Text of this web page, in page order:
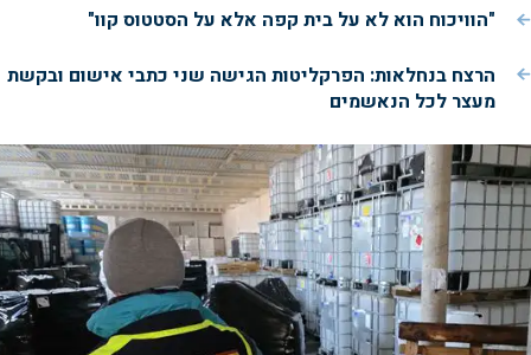
"הוויכוח הוא לא על בית קפה אלא על הסטטוס קוו"
הרצח בנחלאות: הפרקליטות הגישה שני כתבי אישום ובקשת
מעצר לכל הנאשמים